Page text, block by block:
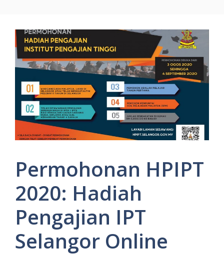
Permohonan HPIPT
2020: Hadiah
Pengajian IPT
Selangor Online